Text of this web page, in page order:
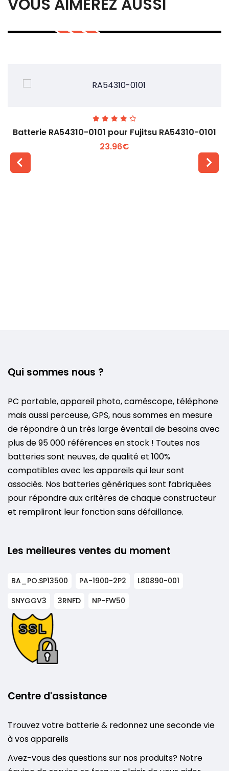
VOUS AIMEREZ AUSSI
Batterie RA54310-0101 pour Fujitsu RA54310-0101
23.96€
Qui sommes nous ?
PC portable, appareil photo, caméscope, téléphone
mais aussi perceuse, GPS, nous sommes en mesure
de répondre à un très large éventail de besoins avec
plus de 95 000 références en stock ! Toutes nos
batteries sont neuves, de qualité et 100%
compatibles avec les appareils qui leur sont
associés. Nos batteries génériques sont fabriquées
pour répondre aux critères de chaque constructeur
et rempliront leur fonction sans défaillance.
Les meilleures ventes du moment
BA_PO.SP13500 PA-1900-2P2
L80890-001
SNYGGV3
3RNFD NP-FW50
Centre d'assistance
Trouvez votre batterie & redonnez une seconde vie
à vos appareils
Avez-vous des questions sur nos produits? Notre